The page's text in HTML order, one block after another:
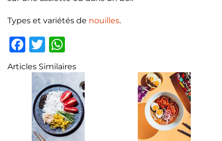
Types et variétés de nouilles.
Facebook
Twitter
Articles Similaires